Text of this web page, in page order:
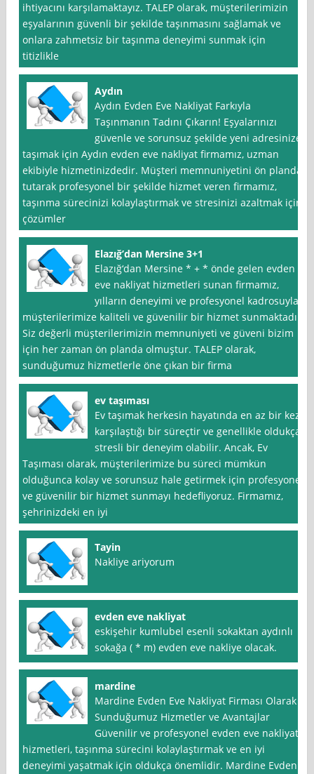
ihtiyacını karşılamaktayız. TALEP olarak, müşterilerimizin
eşyalarının güvenli bir şekilde taşınmasını sağlamak ve
onlara zahmetsiz bir taşınma deneyimi sunmak için
titizlikle
Aydın
Aydın Evden Eve Nakliyat Farkıyla
Taşınmanın Tadını Çıkarın! Eşyalarınızı
güvenle ve sorunsuz şekilde yeni adresinize
taşımak için Aydın evden eve nakliyat firmamız, uzman
ekibiyle hizmetinizdedir. Müşteri memnuniyetini ön planda
tutarak profesyonel bir şekilde hizmet veren firmamız,
taşınma sürecinizi kolaylaştırmak ve stresinizi azaltmak için
çözümler
Elazığ’dan Mersine 3+1
Elazığ‘dan Mersine * + * önde gelen evden
eve nakliyat hizmetleri sunan firmamız,
yılların deneyimi ve profesyonel kadrosuyla
müşterilerimize kaliteli ve güvenilir bir hizmet sunmaktadır.
Siz değerli müşterilerimizin memnuniyeti ve güveni bizim
için her zaman ön planda olmuştur. TALEP olarak,
sunduğumuz hizmetlerle öne çıkan bir firma
ev taşıması
Ev taşımak herkesin hayatında en az bir kez
karşılaştığı bir süreçtir ve genellikle oldukça
stresli bir deneyim olabilir. Ancak, Ev
Taşıması olarak, müşterilerimize bu süreci mümkün
olduğunca kolay ve sorunsuz hale getirmek için profesyonel
ve güvenilir bir hizmet sunmayı hedefliyoruz. Firmamız,
şehrinizdeki en iyi
Tayin
Nakliye ariyorum
evden eve nakliyat
eskişehir kumlubel esenli sokaktan aydınlı
sokağa ( * m) evden eve nakliye olacak.
mardine
Mardine Evden Eve Nakliyat Firması Olarak
Sunduğumuz Hizmetler ve Avantajlar
Güvenilir ve profesyonel evden eve nakliyat
hizmetleri, taşınma sürecini kolaylaştırmak ve en iyi
deneyimi yaşatmak için oldukça önemlidir. Mardine Evden